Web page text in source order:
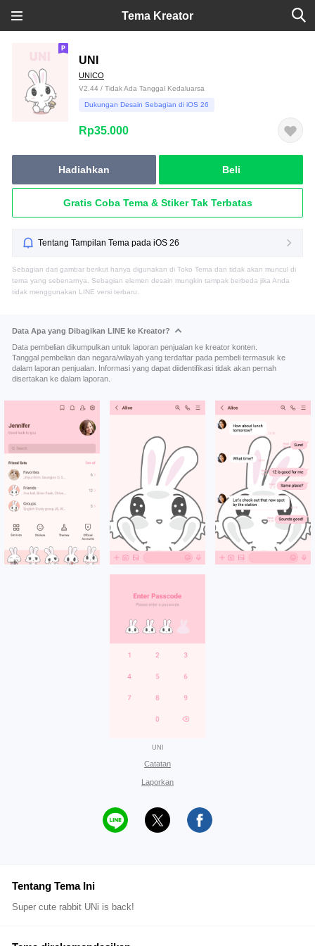
Tema Kreator
UNI
UNICO
V2.44 / Tidak Ada Tanggal Kedaluarsa
Dukungan Desain Sebagian di iOS 26
Rp35.000
Hadiahkan Beli
Gratis Coba Tema & Stiker Tak Terbatas
Tentang Tampilan Tema pada iOS 26
Sebagian dari gambar berikut hanya digunakan di Toko Tema dan tidak akan muncul di
tema yang sebenarnya. Sebagian elemen desain mungkin tampak berbeda jika Anda
tidak menggunakan LINE versi terbaru.
Data Apa yang Dibagikan LINE ke Kreator?
Data pembelian dikumpulkan untuk laporan penjualan ke kreator konten.
Tanggal pembelian dan negara/wilayah yang terdaftar pada pembeli termasuk ke
dalam laporan penjualan. Informasi yang dapat diidentifikasi tidak akan pernah
disertakan ke dalam laporan.
UNI
Catatan
Laporkan
Tentang Tema Ini
Super cute rabbit UNi is back!